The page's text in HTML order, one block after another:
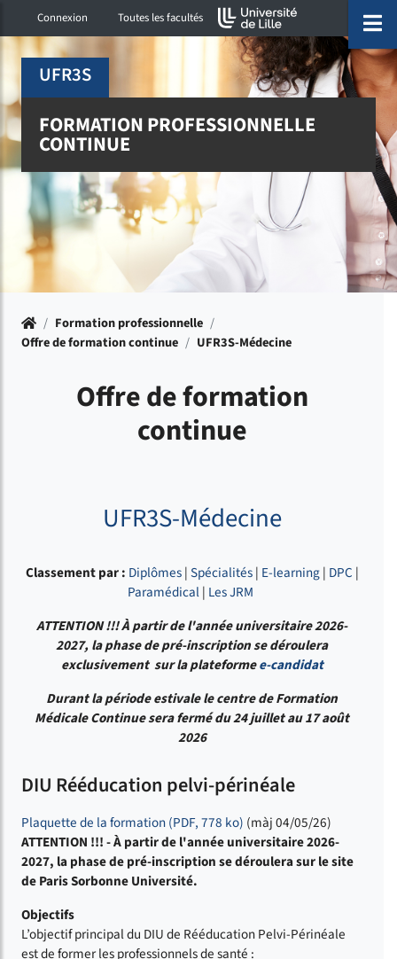
Accéder au menu principal
Accéder à la recherche
Accéder au pied de page
Connexion Toutes les facultés
menu
UFR3S
FORMATION PROFESSIONNELLE
CONTINUE
Accueil
/ Formation professionnelle /
Offre de formation continue / UFR3S-Médecine
Offre de formation
continue
UFR3S-Médecine
Classement par : Diplômes|Spécialités| E-learning| DPC |
Paramédical| Les JRM
ATTENTION !!!À partir de l'année universitaire 2026-
2027, la phase de pré-inscription se déroulera
exclusivement sur la plateformee-candidat
Durant la période estivale le centre de Formation
Médicale Continue sera fermé du 24 juillet au 17 août
2026
DIU Rééducation pelvi-périnéale
Plaquette de la formation (PDF, 778 ko) (màj 04/05/26)
ATTENTION !!! - À partir de l'année universitaire 2026-
2027, la phase de pré-inscription se déroulera sur le site
de Paris Sorbonne Université.
Objectifs
L’objectif principal du DIU de Rééducation Pelvi-Périnéale
est de former les professionnels de santé :